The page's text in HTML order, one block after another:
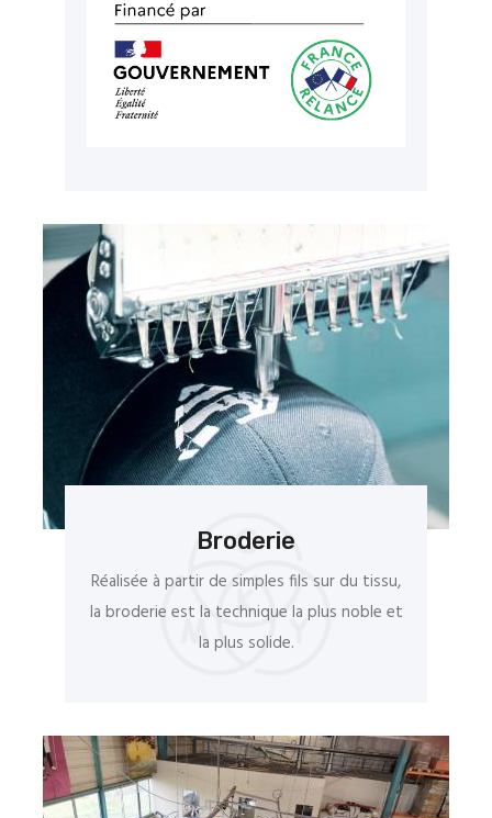
Broderie
Réalisée à partir de simples fils sur du tissu,
la broderie est la technique la plus noble et
la plus solide.